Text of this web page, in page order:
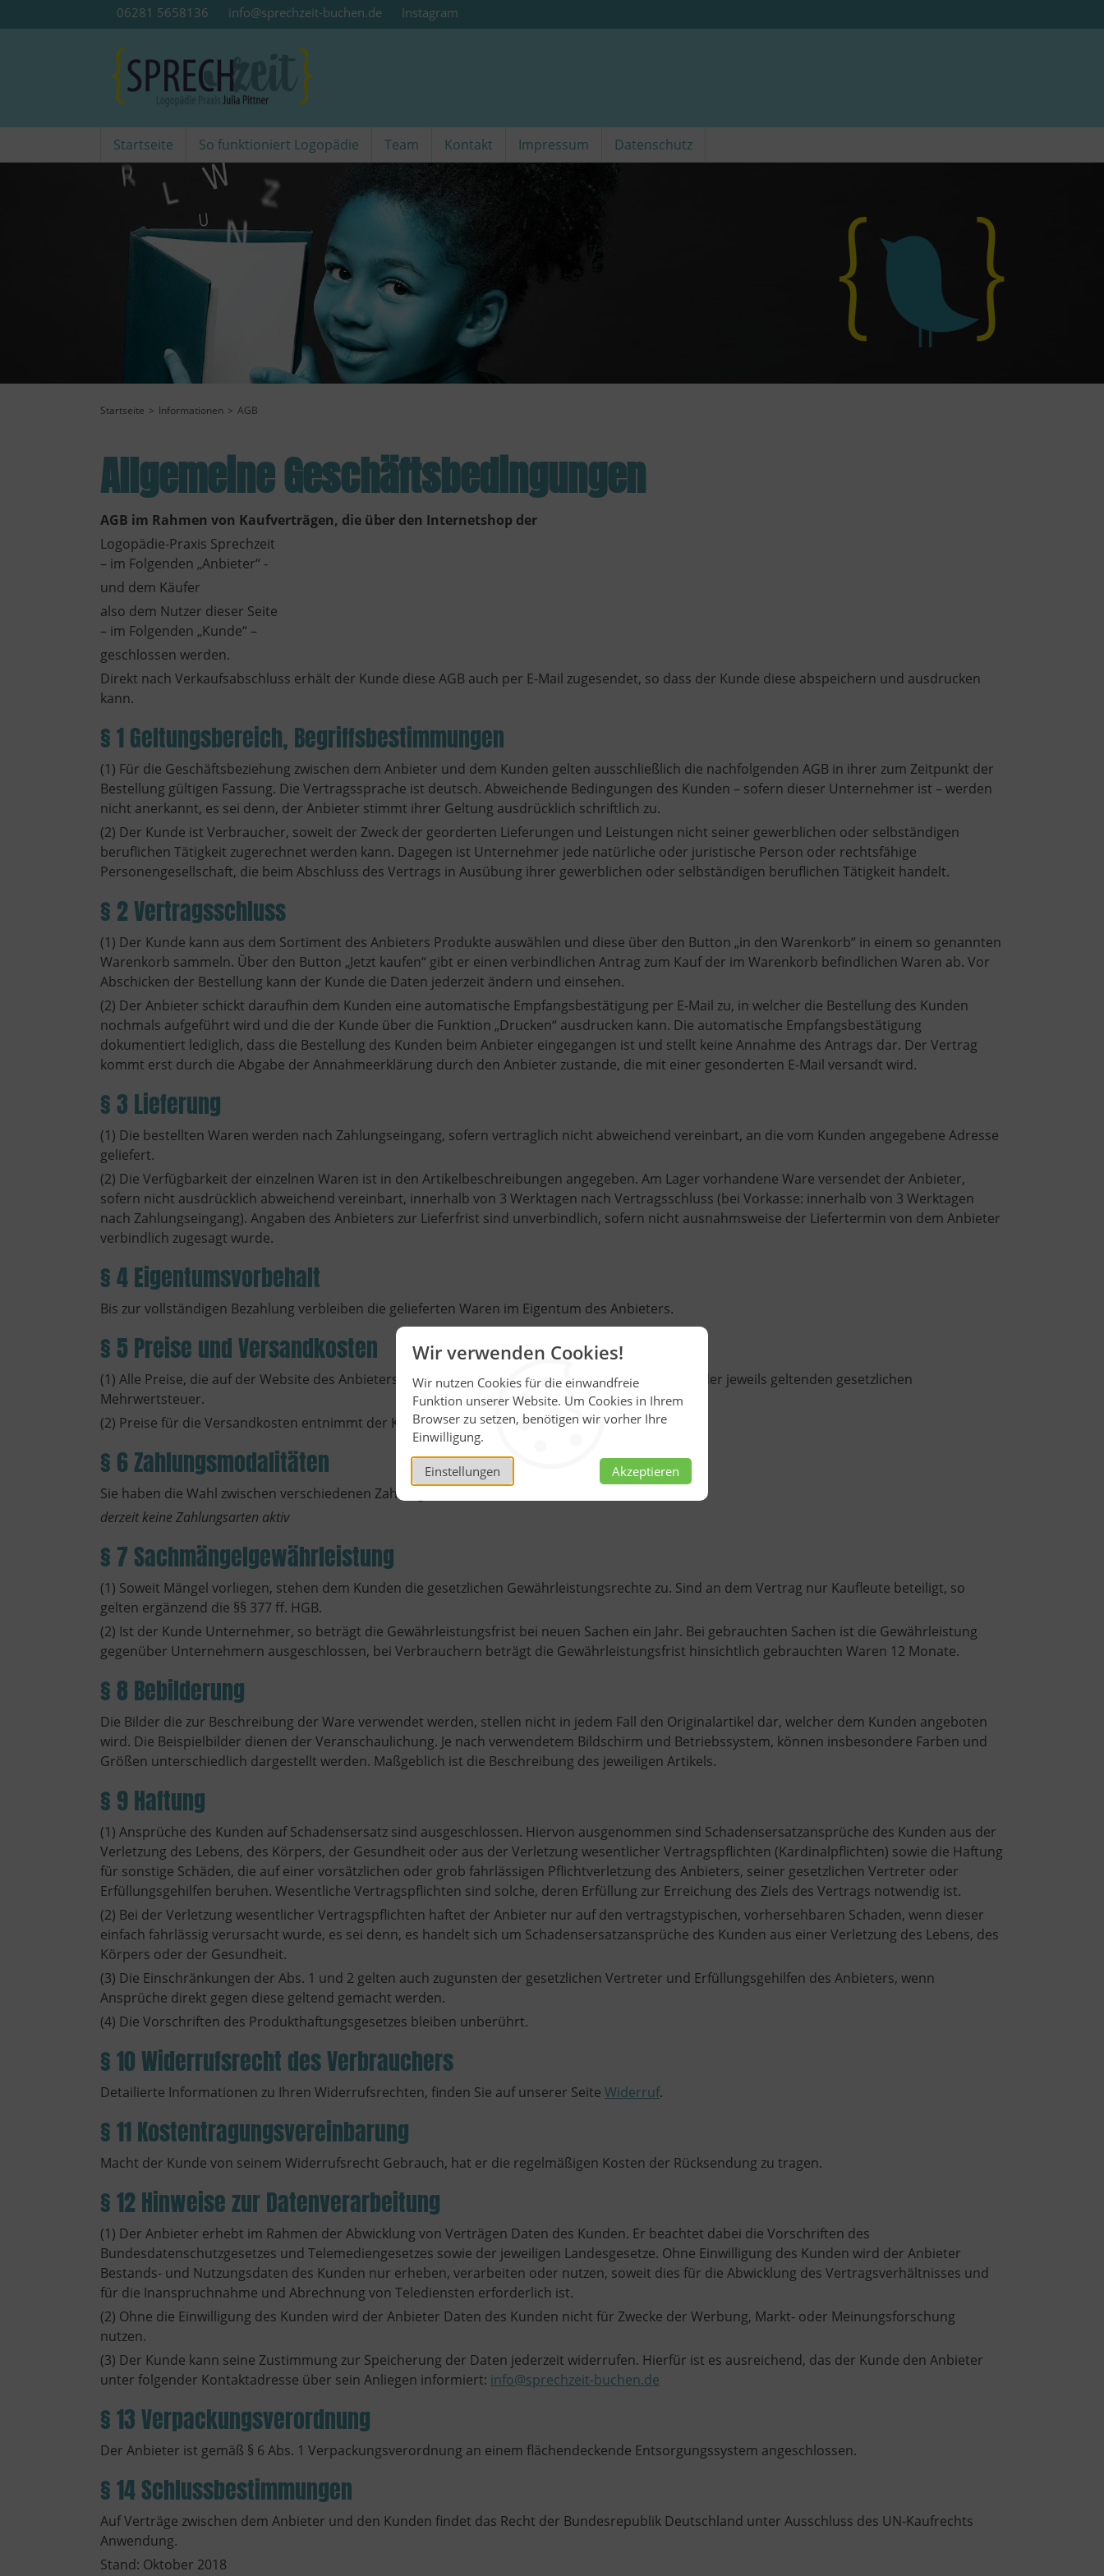
Wir verwenden Cookies!
Wir nutzen Cookies für die einwandfreie
Funktion unserer Website. Um Cookies in Ihrem
Browser zu setzen, benötigen wir vorher Ihre
Einwilligung.
Einstellungen Akzeptieren
06281 5658136 info@sprechzeit-buchen.de Instagram
Startseite So funktioniert Logopädie Team Kontakt Impressum Datenschutz
Startseite Informationen AGB
Allgemeine Geschäftsbedingungen
AGB im Rahmen von Kaufverträgen, die über den Internetshop der
Logopädie-Praxis Sprechzeit
– im Folgenden „Anbieter“ -
und dem Käufer
also dem Nutzer dieser Seite
– im Folgenden „Kunde“ –
geschlossen werden.
Direkt nach Verkaufsabschluss erhält der Kunde diese AGB auch per E-Mail zugesendet, so dass der Kunde diese abspeichern und ausdrucken
kann.
§ 1 Geltungsbereich, Begriffsbestimmungen
(1) Für die Geschäftsbeziehung zwischen dem Anbieter und dem Kunden gelten ausschließlich die nachfolgenden AGB in ihrer zum Zeitpunkt der
Bestellung gültigen Fassung. Die Vertragssprache ist deutsch. Abweichende Bedingungen des Kunden – sofern dieser Unternehmer ist – werden
nicht anerkannt, es sei denn, der Anbieter stimmt ihrer Geltung ausdrücklich schriftlich zu.
(2) Der Kunde ist Verbraucher, soweit der Zweck der georderten Lieferungen und Leistungen nicht seiner gewerblichen oder selbständigen
beruflichen Tätigkeit zugerechnet werden kann. Dagegen ist Unternehmer jede natürliche oder juristische Person oder rechtsfähige
Personengesellschaft, die beim Abschluss des Vertrags in Ausübung ihrer gewerblichen oder selbständigen beruflichen Tätigkeit handelt.
§ 2 Vertragsschluss
(1) Der Kunde kann aus dem Sortiment des Anbieters Produkte auswählen und diese über den Button „in den Warenkorb“ in einem so genannten
Warenkorb sammeln. Über den Button „Jetzt kaufen“ gibt er einen verbindlichen Antrag zum Kauf der im Warenkorb befindlichen Waren ab. Vor
Abschicken der Bestellung kann der Kunde die Daten jederzeit ändern und einsehen.
(2) Der Anbieter schickt daraufhin dem Kunden eine automatische Empfangsbestätigung per E-Mail zu, in welcher die Bestellung des Kunden
nochmals aufgeführt wird und die der Kunde über die Funktion „Drucken“ ausdrucken kann. Die automatische Empfangsbestätigung
dokumentiert lediglich, dass die Bestellung des Kunden beim Anbieter eingegangen ist und stellt keine Annahme des Antrags dar. Der Vertrag
kommt erst durch die Abgabe der Annahmeerklärung durch den Anbieter zustande, die mit einer gesonderten E-Mail versandt wird.
§ 3 Lieferung
(1) Die bestellten Waren werden nach Zahlungseingang, sofern vertraglich nicht abweichend vereinbart, an die vom Kunden angegebene Adresse
geliefert.
(2) Die Verfügbarkeit der einzelnen Waren ist in den Artikelbeschreibungen angegeben. Am Lager vorhandene Ware versendet der Anbieter,
sofern nicht ausdrücklich abweichend vereinbart, innerhalb von 3 Werktagen nach Vertragsschluss (bei Vorkasse: innerhalb von 3 Werktagen
nach Zahlungseingang). Angaben des Anbieters zur Lieferfrist sind unverbindlich, sofern nicht ausnahmsweise der Liefertermin von dem Anbieter
verbindlich zugesagt wurde.
§ 4 Eigentumsvorbehalt
Bis zur vollständigen Bezahlung verbleiben die gelieferten Waren im Eigentum des Anbieters.
§ 5 Preise und Versandkosten
(1) Alle Preise, die auf der Website des Anbieters angegeben sind, verstehen sich jeweils inklusive der jeweils geltenden gesetzlichen
Mehrwertsteuer.
(2) Preise für die Versandkosten entnimmt der Kunde bitte dem jeweiligen Verkaufsangebot.
§ 6 Zahlungsmodalitäten
Sie haben die Wahl zwischen verschiedenen Zahlungsarten:
derzeit keine Zahlungsarten aktiv
§ 7 Sachmängelgewährleistung
(1) Soweit Mängel vorliegen, stehen dem Kunden die gesetzlichen Gewährleistungsrechte zu. Sind an dem Vertrag nur Kaufleute beteiligt, so
gelten ergänzend die §§ 377 ff. HGB.
(2) Ist der Kunde Unternehmer, so beträgt die Gewährleistungsfrist bei neuen Sachen ein Jahr. Bei gebrauchten Sachen ist die Gewährleistung
gegenüber Unternehmern ausgeschlossen, bei Verbrauchern beträgt die Gewährleistungsfrist hinsichtlich gebrauchten Waren 12 Monate.
§ 8 Bebilderung
Die Bilder die zur Beschreibung der Ware verwendet werden, stellen nicht in jedem Fall den Originalartikel dar, welcher dem Kunden angeboten
wird. Die Beispielbilder dienen der Veranschaulichung. Je nach verwendetem Bildschirm und Betriebssystem, können insbesondere Farben und
Größen unterschiedlich dargestellt werden. Maßgeblich ist die Beschreibung des jeweiligen Artikels.
§ 9 Haftung
(1) Ansprüche des Kunden auf Schadensersatz sind ausgeschlossen. Hiervon ausgenommen sind Schadensersatzansprüche des Kunden aus der
Verletzung des Lebens, des Körpers, der Gesundheit oder aus der Verletzung wesentlicher Vertragspflichten (Kardinalpflichten) sowie die Haftung
für sonstige Schäden, die auf einer vorsätzlichen oder grob fahrlässigen Pflichtverletzung des Anbieters, seiner gesetzlichen Vertreter oder
Erfüllungsgehilfen beruhen. Wesentliche Vertragspflichten sind solche, deren Erfüllung zur Erreichung des Ziels des Vertrags notwendig ist.
(2) Bei der Verletzung wesentlicher Vertragspflichten haftet der Anbieter nur auf den vertragstypischen, vorhersehbaren Schaden, wenn dieser
einfach fahrlässig verursacht wurde, es sei denn, es handelt sich um Schadensersatzansprüche des Kunden aus einer Verletzung des Lebens, des
Körpers oder der Gesundheit.
(3) Die Einschränkungen der Abs. 1 und 2 gelten auch zugunsten der gesetzlichen Vertreter und Erfüllungsgehilfen des Anbieters, wenn
Ansprüche direkt gegen diese geltend gemacht werden.
(4) Die Vorschriften des Produkthaftungsgesetzes bleiben unberührt.
§ 10 Widerrufsrecht des Verbrauchers
Detailierte Informationen zu Ihren Widerrufsrechten, finden Sie auf unserer Seite Widerruf.
§ 11 Kostentragungsvereinbarung
Macht der Kunde von seinem Widerrufsrecht Gebrauch, hat er die regelmäßigen Kosten der Rücksendung zu tragen.
§ 12 Hinweise zur Datenverarbeitung
(1) Der Anbieter erhebt im Rahmen der Abwicklung von Verträgen Daten des Kunden. Er beachtet dabei die Vorschriften des
Bundesdatenschutzgesetzes und Telemediengesetzes sowie der jeweiligen Landesgesetze. Ohne Einwilligung des Kunden wird der Anbieter
Bestands- und Nutzungsdaten des Kunden nur erheben, verarbeiten oder nutzen, soweit dies für die Abwicklung des Vertragsverhältnisses und
für die Inanspruchnahme und Abrechnung von Telediensten erforderlich ist.
(2) Ohne die Einwilligung des Kunden wird der Anbieter Daten des Kunden nicht für Zwecke der Werbung, Markt- oder Meinungsforschung
nutzen.
(3) Der Kunde kann seine Zustimmung zur Speicherung der Daten jederzeit widerrufen. Hierfür ist es ausreichend, das der Kunde den Anbieter
unter folgender Kontaktadresse über sein Anliegen informiert: info@sprechzeit-buchen.de
§ 13 Verpackungsverordnung
Der Anbieter ist gemäß § 6 Abs. 1 Verpackungsverordnung an einem flächendeckende Entsorgungssystem angeschlossen.
§ 14 Schlussbestimmungen
Auf Verträge zwischen dem Anbieter und den Kunden findet das Recht der Bundesrepublik Deutschland unter Ausschluss des UN-Kaufrechts
Anwendung.
Stand: Oktober 2018